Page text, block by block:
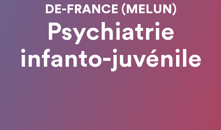
DE-FRANCE (MELUN)
Psychiatrie
infanto-juvénile